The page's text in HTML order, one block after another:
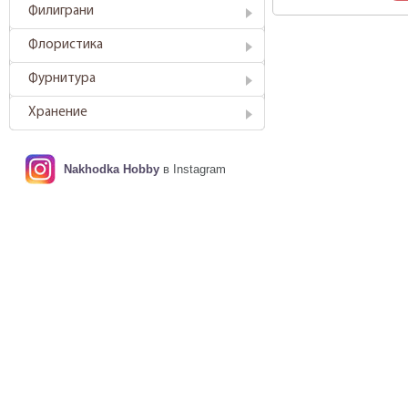
Филиграни
Флористика
Фурнитура
Хранение
Nakhodka Hobby в Instagram